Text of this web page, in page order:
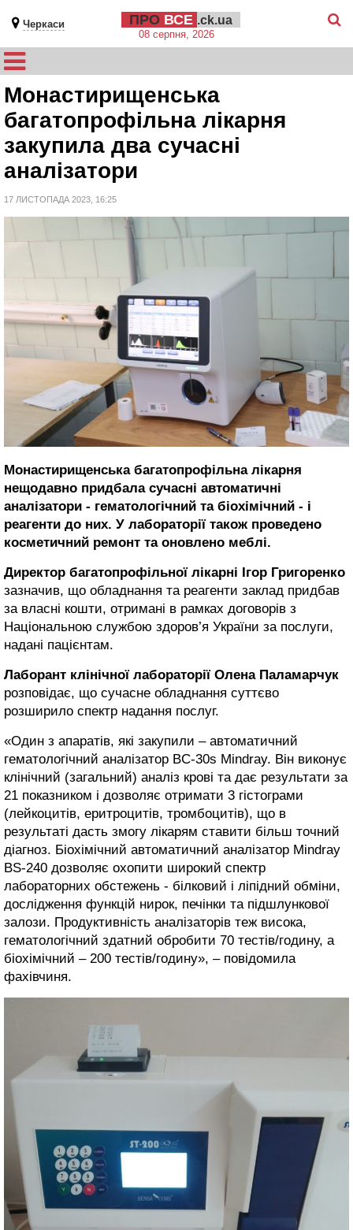
Черкаси ПРО ВСЕ .ck.ua
08 серпня, 2026
Монастирищенська
багатопрофільна лікарня
закупила два сучасні
аналізатори
17 ЛИСТОПАДА 2023, 16:25
Монастирищенська багатопрофільна лікарня
нещодавно придбала сучасні автоматичні
аналізатори - гематологічний та біохімічний - і
реагенти до них. У лабораторії також проведено
косметичний ремонт та оновлено меблі.
Директор багатопрофільної лікарні Ігор Григоренко
зазначив, що обладнання та реагенти заклад придбав
за власні кошти, отримані в рамках договорів з
Національною службою здоров’я України за послуги,
надані пацієнтам.
Лаборант клінічної лабораторії Олена Паламарчук
розповідає, що сучасне обладнання суттєво
розширило спектр надання послуг.
«Один з апаратів, які закупили – автоматичний
гематологічний аналізатор BC-30s Mindray. Він виконує
клінічний (загальний) аналіз крові та дає результати за
21 показником і дозволяє отримати 3 гістограми
(лейкоцитів, еритроцитів, тромбоцитів), що в
результаті дасть змогу лікарям ставити більш точний
діагноз. Біохімічний автоматичний аналізатор Mindray
BS-240 дозволяє охопити широкий спектр
лабораторних обстежень - білковий і ліпідний обміни,
дослідження функцій нирок, печінки та підшлункової
залози. Продуктивність аналізаторів теж висока,
гематологічний здатний обробити 70 тестів/годину, а
біохімічний – 200 тестів/годину», – повідомила
фахівчиня.